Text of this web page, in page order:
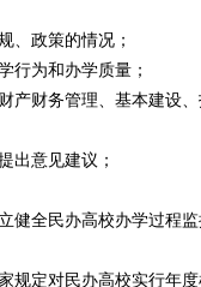
政策的情况；
为和办学质量；
财务管理、基本建设、
意见建议；
民办高校办学过程监
对民办高校实行年度